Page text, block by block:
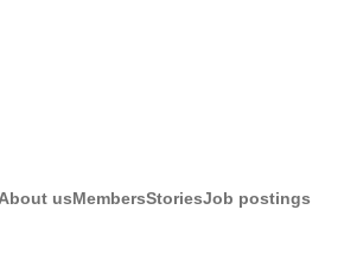
About usMembersStoriesJob postings